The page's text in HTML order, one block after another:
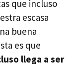
que incluso
escasa
buena
es que
llega a ser